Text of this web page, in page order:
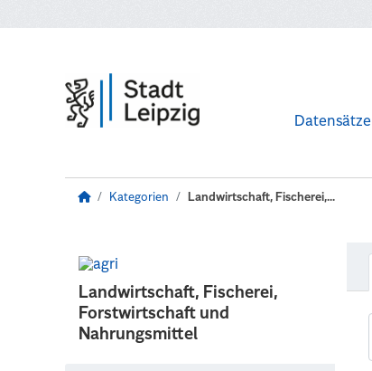
Datensätze
Kategorien Landwirtschaft, Fischerei,...
Landwirtschaft, Fischerei,
Forstwirtschaft und
Nahrungsmittel